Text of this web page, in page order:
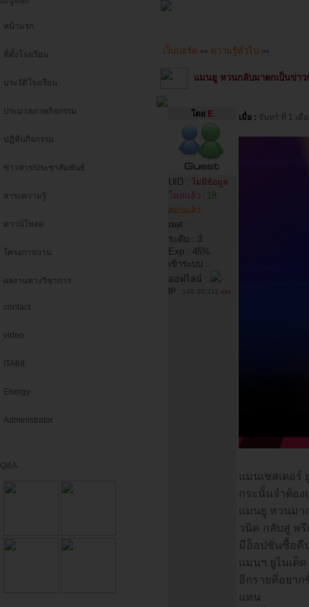
หน้าแรก
ที่ตั้งโรงเรียน
ประวัติโรงเรียน
ประมวลภาพกิจกรรม
ปฏิทินกิจกรรม
ข่าวสาร/ประชาสัมพันธ์
สาระความรู้
ดาวน์โหลด
โครงการ/งาน
ผลงานทางวิชาการ
contact
video
ITA68
Energy
Administrator
Q&A
เว็บบอร์ด >> ความรู้ทั่วไป >>
แมนยู หวนกลับมาตกเป็นข่า
โดย E
UID : ไม่มีข้อมูล
โพสแล้ว : 18
ตอบแล้ว :
เพศ :
ระดับ : 3
Exp : 45%
เข้าระบบ :
ออฟไลน์ :
IP : 149.50.211. xxx
เมื่อ : จันทร์ ที่ 1 เ
แมนเชสเตอร์
กระนั้นจำต้อ
แมนยู หวนมา
วนิค กลับสู่ พรี
มีอ็อปชั่นซื้อคื
แมนฯ ยูไนเต็
อีกรายที่อยา
แทน